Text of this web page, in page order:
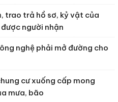
trao trả hồ sơ, kỷ vật của
người nhận
nghệ phải mở đường cho
cư xuống cấp mong
mưa, bão